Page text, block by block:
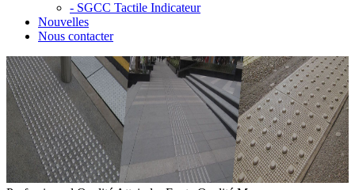
- SGCC Tactile Indicateur
Nouvelles
Nous contacter